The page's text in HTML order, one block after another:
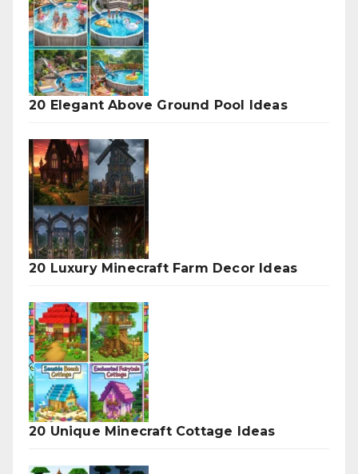
20 Elegant Above Ground Pool Ideas
20 Luxury Minecraft Farm Decor Ideas
20 Unique Minecraft Cottage Ideas